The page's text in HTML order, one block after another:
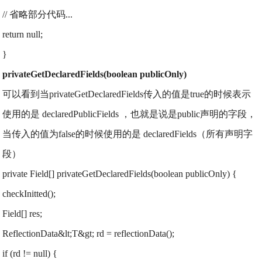
// 省略部分代码...
return null;
}
privateGetDeclaredFields(boolean publicOnly)
可以看到当privateGetDeclaredFields传入的值是true的时候表示
使用的是 declaredPublicFields ，也就是说是public声明的字段，
当传入的值为false的时候使用的是 declaredFields（所有声明字
段）
private Field[] privateGetDeclaredFields(boolean publicOnly) {
checkInitted();
Field[] res;
ReflectionData&lt;T&gt; rd = reflectionData();
if (rd != null) {